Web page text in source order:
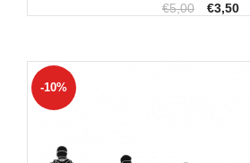
€5,00 €3,50
-10%